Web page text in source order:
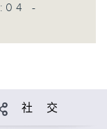
-
社 交